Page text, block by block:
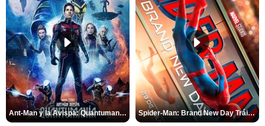
Ant-Man y la Avispa: Quantumanía Tráiler (2) Spider-Man: Brand New Day Tráiler (3)